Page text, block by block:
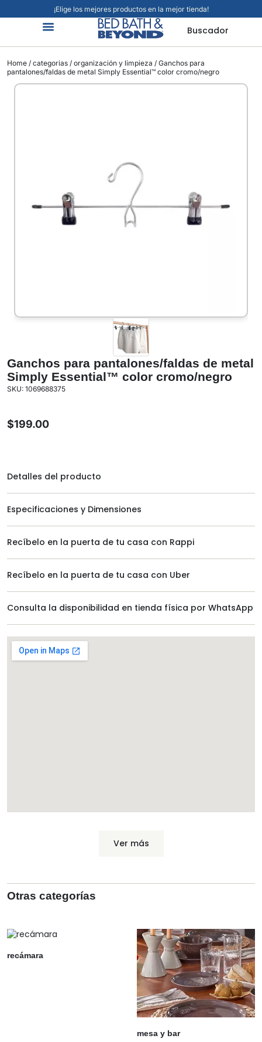
¡Elige los mejores productos en la mejor tienda!
Buscador
Home / categorias / organización y limpieza / Ganchos para
pantalones/faldas de metal Simply Essential™ color cromo/negro
Ganchos para pantalones/faldas de metal
Simply Essential™ color cromo/negro
SKU: 1069688375
$199.00
Detalles del producto
Especificaciones y Dimensiones
Recíbelo en la puerta de tu casa con Rappi
Recíbelo en la puerta de tu casa con Uber
Consulta la disponibilidad en tienda física por WhatsApp
Ver más
Otras categorías
recámara
mesa y bar